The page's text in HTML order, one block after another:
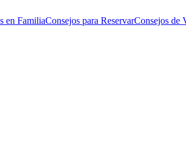
en FamiliaConsejos para ReservarConsejos de